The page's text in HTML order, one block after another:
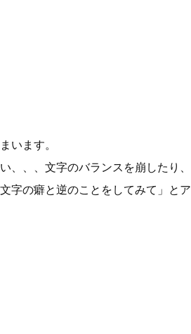
います。
、、文字のバランスを崩したり、
字の癖と逆のことをしてみて」とア